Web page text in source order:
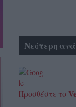
Νεότερη
Προσθέστε το